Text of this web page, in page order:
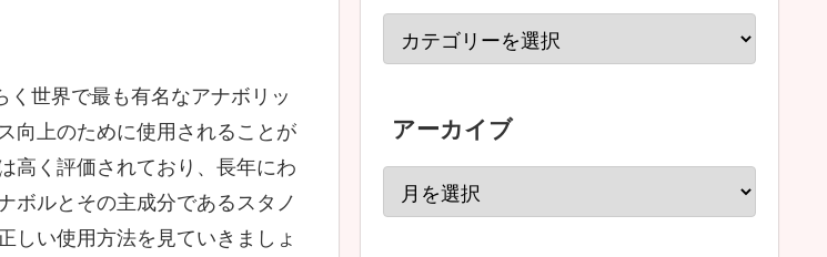
世界で最も有名なアナボリッ
向上のために使用されることが
高く評価されており、長年にわ
ボルとその主成分であるスタノ
しい使用方法を見ていきましょ
アーカイブ